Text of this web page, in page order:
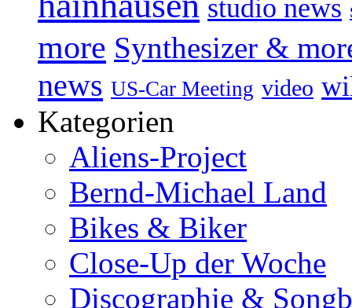
studio news
more Synthesizer &
news US-Car Meeting video
Kategorien
Aliens-Project
Bernd-Michael Land
Bikes & Biker
Close-Up der Woche
Discographie &